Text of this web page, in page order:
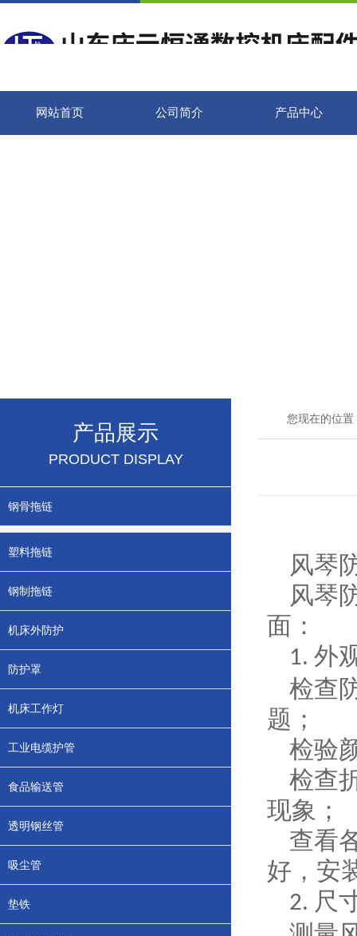
网站首页 公司简介 产品中心
产品展示
PRODUCT DISPLAY
钢骨拖链
塑料拖链
钢制拖链
机床外防护
防护罩
机床工作灯
工业电缆护管
食品输送管
透明钢丝管
吸尘管
垫铁
您现在的位置
风琴
风琴
面：
1. 外
检查
题；
检验
检查
现象；
查看
好，安
2. 尺